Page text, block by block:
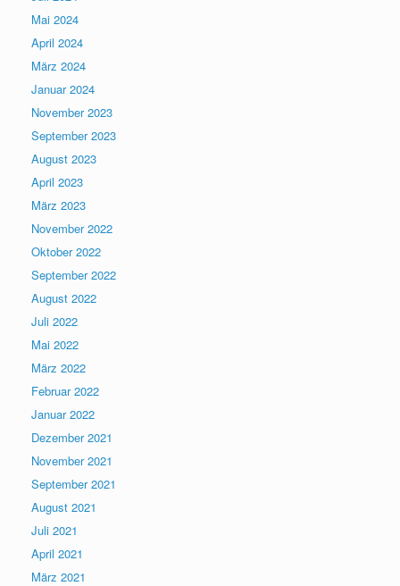
Mai 2024
April 2024
März 2024
Januar 2024
November 2023
September 2023
August 2023
April 2023
März 2023
November 2022
Oktober 2022
September 2022
August 2022
Juli 2022
Mai 2022
März 2022
Februar 2022
Januar 2022
Dezember 2021
November 2021
September 2021
August 2021
Juli 2021
April 2021
März 2021